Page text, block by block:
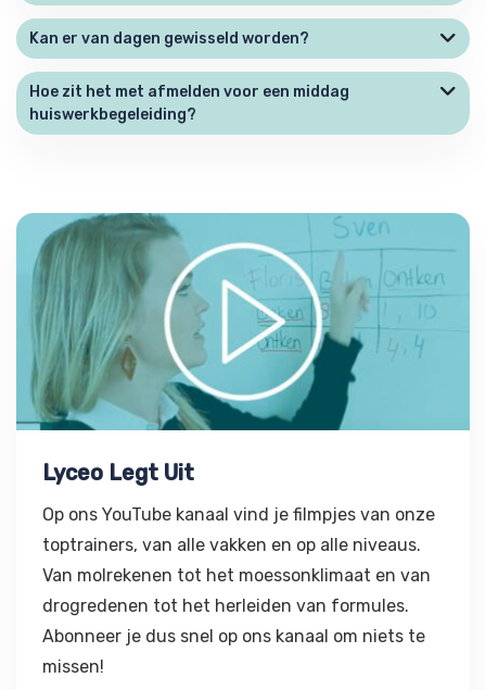
Kan er van dagen gewisseld worden?
Hoe zit het met afmelden voor een middag
huiswerkbegeleiding?
Lyceo Legt Uit
Lyceo Legt Uit
Op ons YouTube kanaal vind je filmpjes van onze
toptrainers, van alle vakken en op alle niveaus.
Van molrekenen tot het moessonklimaat en van
drogredenen tot het herleiden van formules.
Abonneer je dus snel op ons kanaal om niets te
missen!